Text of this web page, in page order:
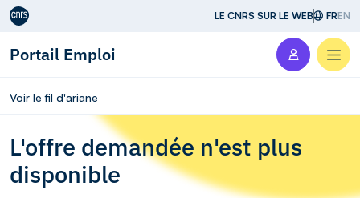
Aller au contenu LE CNRS SUR LE WEB FREN
Portail Emploi
Voir le fil d'ariane
L'offre demandée n'est plus
disponible